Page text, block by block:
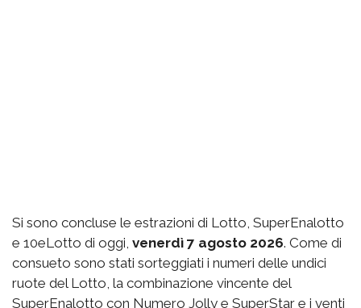
Si sono concluse le estrazioni di Lotto, SuperEnalotto
e 10eLotto di oggi, venerdì 7 agosto 2026. Come di
consueto sono stati sorteggiati i numeri delle undici
ruote del Lotto, la combinazione vincente del
SuperEnalotto con Numero Jolly e SuperStar e i venti